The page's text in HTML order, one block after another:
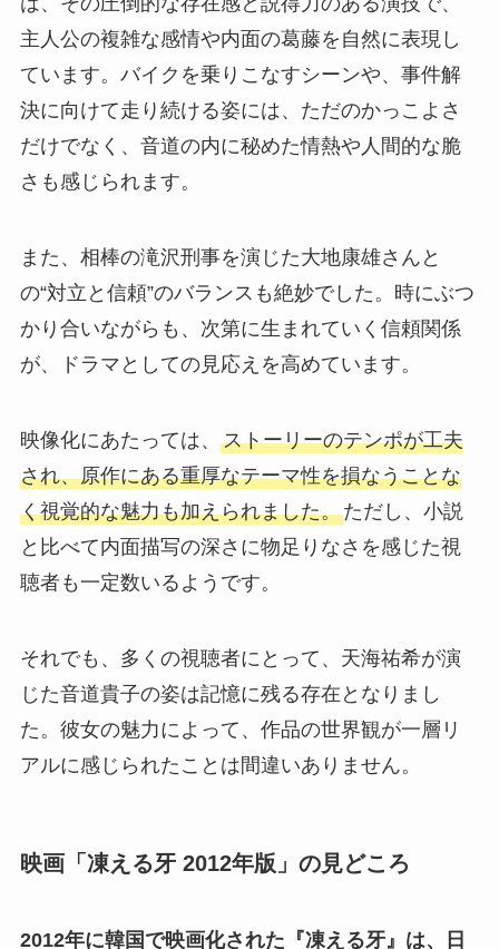
主人公の複雑な感情や内面の葛藤を自然に表現し
ています。バイクを乗りこなすシーンや、事件解
決に向けて走り続ける姿には、ただのかっこよさ
だけでなく、音道の内に秘めた情熱や人間的な脆
さも感じられます。
また、相棒の滝沢刑事を演じた大地康雄さんと
の“対立と信頼”のバランスも絶妙でした。時にぶつ
かり合いながらも、次第に生まれていく信頼関係
が、ドラマとしての見応えを高めています。
映像化にあたっては、 ストーリーのテンポが工夫
され、原作にある重厚なテーマ性を損なうことな
く視覚的な魅力も加えられました。ただし、小説
と比べて内面描写の深さに物足りなさを感じた視
聴者も一定数いるようです。
それでも、多くの視聴者にとって、天海祐希が演
じた音道貴子の姿は記憶に残る存在となりまし
た。彼女の魅力によって、作品の世界観が一層リ
アルに感じられたことは間違いありません。
映画「凍える牙 2012年版」の見どころ
2012年に韓国で映画化された『凍える牙』は、日